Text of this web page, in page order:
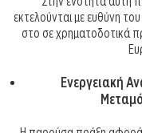
εκτελούνται με ευθύνη
στο σε χρηματοδοτικά
Ενεργειακή